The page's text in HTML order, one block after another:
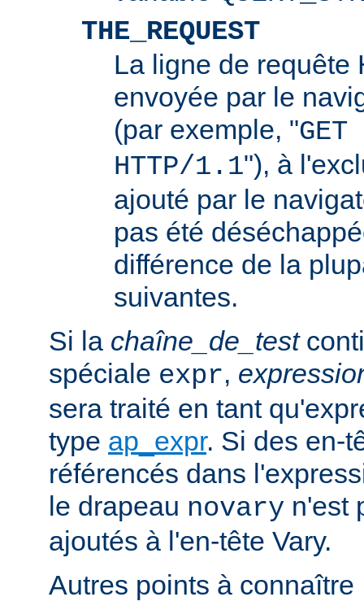
THE_REQUEST
La ligne de requête
envoyée par le
(par exemple, "
HTTP/1.1"), à
ajouté par le
pas été
différence de la
suivantes.
Si la chaîne_de_test
spéciale expr,
sera traité en tant
type ap_expr. Si des en-
référencés dans
le drapeau novary n'est
ajoutés à l'en-tête Vary.
Autres points à connaître